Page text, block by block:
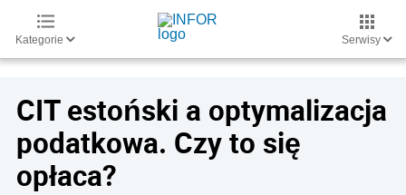
Kategorie Serwisy
CIT estoński a optymalizacja
podatkowa. Czy to się
opłaca?